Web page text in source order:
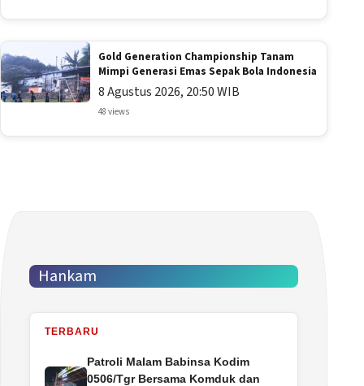
Gold Generation Championship Tanam
Mimpi Generasi Emas Sepak Bola Indonesia
8 Agustus 2026, 20:50 WIB
48 views
Hankam
TERBARU
Patroli Malam Babinsa Kodim
0506/Tgr Bersama Komduk dan